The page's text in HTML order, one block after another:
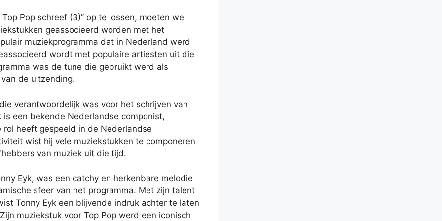
Pop schreef (3)” op te lossen, moeten we
geassocieerd worden met het
muziekprogramma dat in Nederland werd
wordt met populaire artiesten uit die
was de tune die gebruikt werd als
de uitzending.
verantwoordelijk was voor het schrijven van
is een bekende Nederlandse componist,
heeft gespeeld in de Nederlandse
wist hij vele muziekstukken te componeren
van muziek uit die tijd.
Eyk, was een catchy en herkenbare melodie
sfeer van het programma. Met zijn talent
Tonny Eyk een blijvende indruk achter te laten
muziekstuk voor Top Pop werd een iconisch